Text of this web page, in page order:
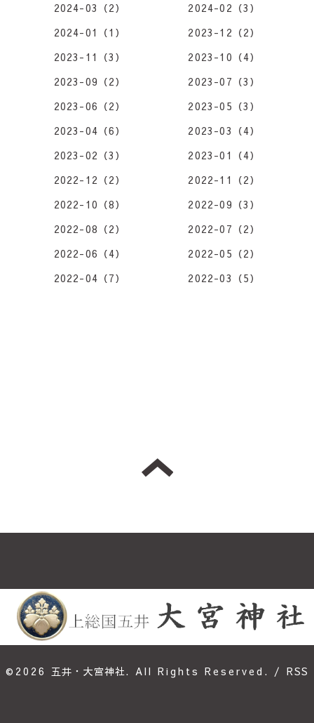
2024-03（2）
2024-02（3）
2024-01（1）
2023-12（2）
2023-11（3）
2023-10（4）
2023-09（2）
2023-07（3）
2023-06（2）
2023-05（3）
2023-04（6）
2023-03（4）
2023-02（3）
2023-01（4）
2022-12（2）
2022-11（2）
2022-10（8）
2022-09（3）
2022-08（2）
2022-07（2）
2022-06（4）
2022-05（2）
2022-04（7）
2022-03（5）
©2026 五井・大宮神社. All Rights Reserved. /RSS